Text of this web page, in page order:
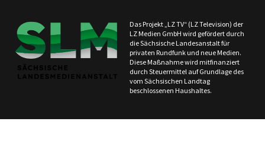
Das Projekt „LZ TV“ (LZ Television) der
LZ Medien GmbH wird gefördert durch
die Sächsische Landesanstalt für
privaten Rundfunk und neue Medien.
Diese Maßnahme wird mitfinanziert
durch Steuermittel auf Grundlage des
vom Sächsischen Landtag
beschlossenen Haushaltes.